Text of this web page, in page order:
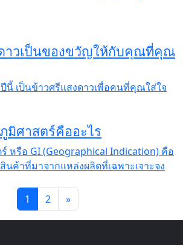
าวเป็นของขวัญให้กับคุณที่คุณ
เป็นข้าวศรีแสงดาวเพื่อคนที่คุณใส่ใจ
มิศาสตร์คืออะไร
หรือ GI (Geographical Indication) คือ
นค้าที่มาจากแหล่งผลิตที่เฉพาะเจาะจง
1 2 »